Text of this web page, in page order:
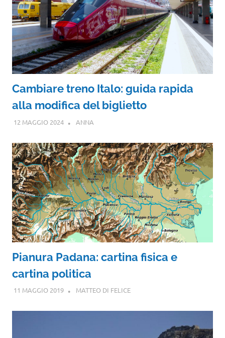
Cambiare treno Italo: guida rapida
alla modifica del biglietto
12 MAGGIO 2024 ANNA
Pianura Padana: cartina fisica e
cartina politica
11 MAGGIO 2019 MATTEO DI FELICE